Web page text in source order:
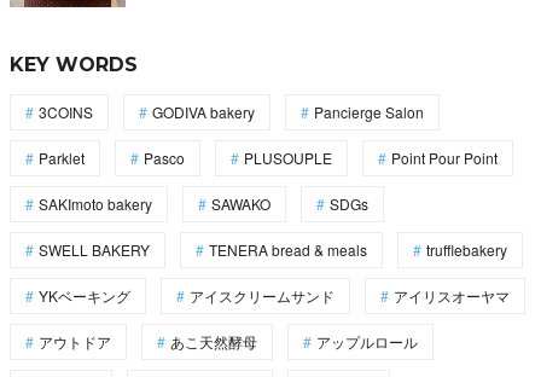
KEY WORDS
3COINS GODIVA bakery Pancierge Salon
Parklet Pasco PLUSOUPLE Point Pour Point
SAKImoto bakery SAWAKO SDGs
SWELL BAKERY TENERA bread & meals trufflebakery
YKベーキング アイスクリームサンド アイリスオーヤマ
アウトドア あこ天然酵母 アップルロール